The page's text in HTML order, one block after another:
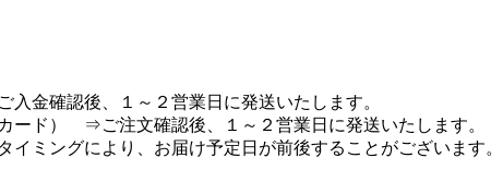
金確認後、１～２営業日に発送いたします。
ード） ⇒ご注文確認後、１～２営業日に発送いたします。
ミングにより、お届け予定日が前後することがございます。